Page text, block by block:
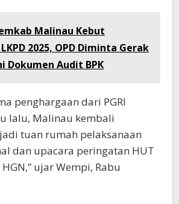
Malinau Kebut
2025, OPD Diminta Gerak
Dokumen Audit BPK
penghargaan dari PGRI
lalu, Malinau kembali
tuan rumah pelaksanaan
dan upacara peringatan HUT
ujar Wempi, Rabu